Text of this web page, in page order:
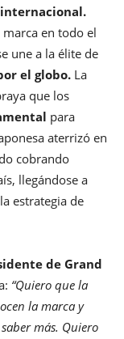
en todo el
une a la élite de
el globo. La
que los
para
aterrizó en
cobrando
llegándose a
estrategia de
de Grand
“Quiero que la
la marca y
más. Quiero